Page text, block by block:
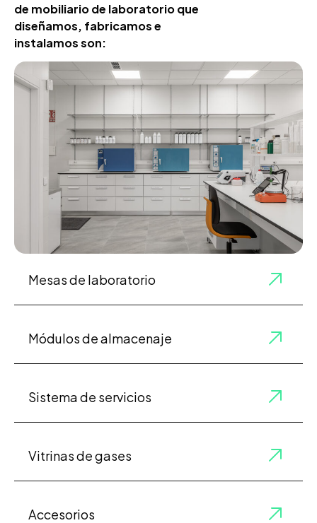
de mobiliario de laboratorio que
diseñamos, fabricamos e
instalamos son:
Mesas de laboratorio
Módulos de almacenaje
Sistema de servicios
Vitrinas de gases
Accesorios